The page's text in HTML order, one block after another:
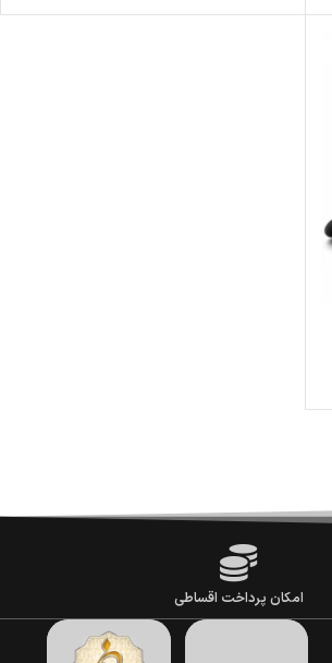
امکان پرداخت اقساطی